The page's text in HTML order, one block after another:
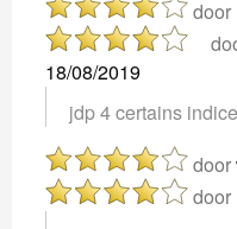
door
18/08/2019
jdp 4 certains
door
door